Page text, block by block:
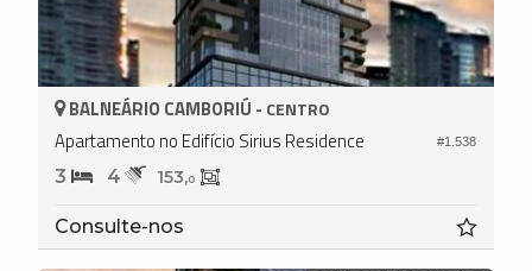
#1.538
BALNEÁRIO CAMBORIÚ - CENTRO
Apartamento no Edifício Sirius Residence
3 4 153,0
Consulte-nos